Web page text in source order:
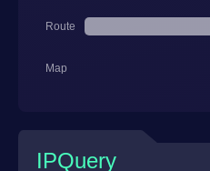
Route
Map
IPQuery